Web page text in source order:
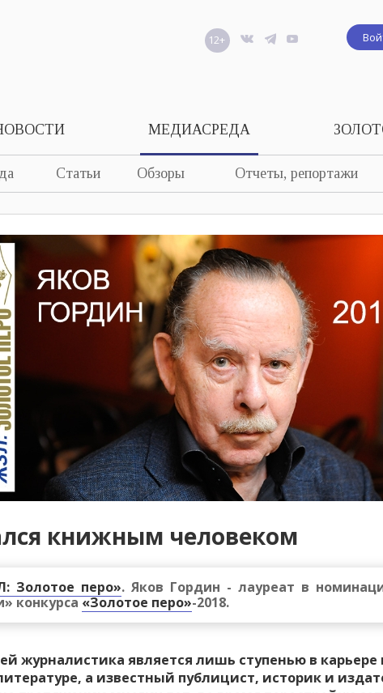
12+
МЕДИАСРЕДА
Статьи Обзоры Отчеты, репортажи
книжным человеком
Золотое перо». Яков Гордин - лауреат в
конкурса«Золотое перо»-2018.
журналистика является лишь ступенью в карьере
а известный публицист, историк и